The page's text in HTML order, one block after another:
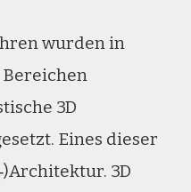
wurden in
3D
Eines dieser
3D